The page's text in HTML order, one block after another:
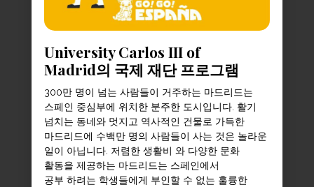
University Carlos III of
Madrid의 국제 재단 프로그램
300만 명이 넘는 사람들이 거주하는 마드리드는
스페인 중심부에 위치한 분주한 도시입니다. 활기
넘치는 동네와 멋지고 역사적인 건물로 가득한
마드리드에 수백만 명의 사람들이 사는 것은 놀라운
일이 아닙니다. 저렴한 생활비 와 다양한 문화
활동을 제공하는 마드리드는 스페인에서
공부 하려는 학생들에게 부인할 수 없는 훌륭한